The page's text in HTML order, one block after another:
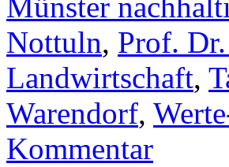
Münster
Nottuln, Prof.
Landwirtschaft,
Warendorf,
Kommentar